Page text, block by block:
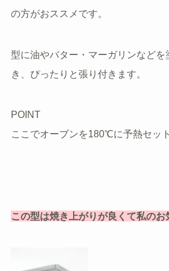
の方がおススメです。
型に油やバター・マーガリンなどを
き、ぴったりと張り付きます。
POINT
ここでオーブンを180℃に予熱セッ
この型は焼き上がりが良くて私の